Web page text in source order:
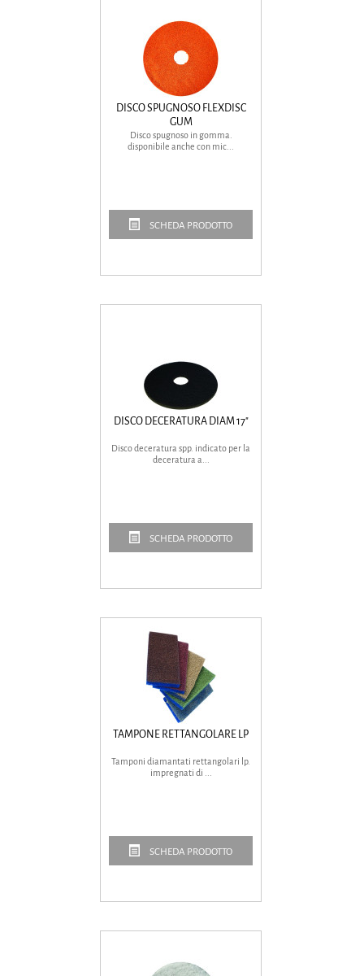
DISCO SPUGNOSO FLEXDISC
GUM
Disco spugnoso in gomma.
disponibile anche con mic...
SCHEDA PRODOTTO
DISCO DECERATURA DIAM 17"
Disco deceratura spp. indicato per la
deceratura a...
SCHEDA PRODOTTO
TAMPONE RETTANGOLARE LP
Tamponi diamantati rettangolari lp.
impregnati di ...
SCHEDA PRODOTTO